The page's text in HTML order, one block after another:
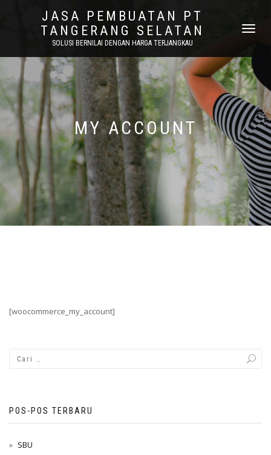
JASA PEMBUATAN PT
TANGERANG SELATAN
SOLUSI BERNILAI DENGAN HARGA TERJANGKAU
NAVIGASI
MY ACCOUNT
[woocommerce_my_account]
POS-POS TERBARU
SBU